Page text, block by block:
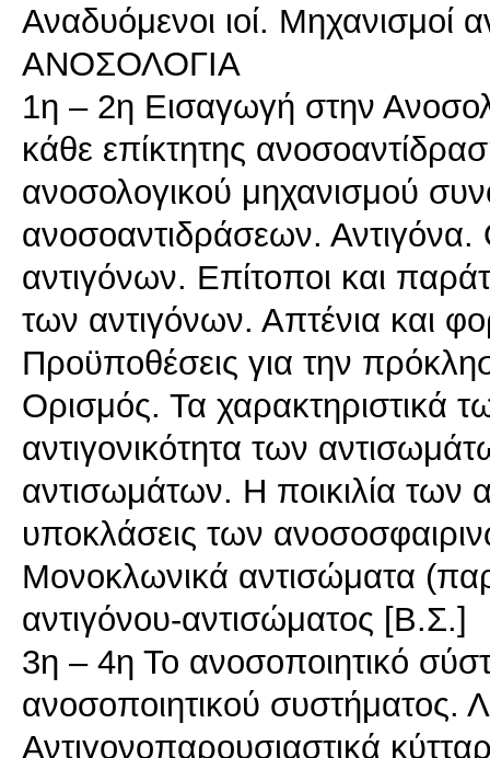
Αναδυόμενοι ιοί.
ΑΝΟΣΟΛΟΓΙΑ
1η – 2η Εισαγωγή στην
κάθε επίκτητης
ανοσολογικού μηχανισμού
ανοσοαντιδράσεων.
αντιγόνων. Επίτοποι και
των αντιγόνων. Απτένια και
Προϋποθέσεις για την
Ορισμός. Τα χαρακτηριστικά
αντιγονικότητα των
αντισωμάτων. Η ποικιλία των
υποκλάσεις των
Μονοκλωνικά αντισώματα
αντιγόνου-αντισώματος [Β.Σ.]
3η – 4η Το ανοσοποιητικό
ανοσοποιητικού συστήματος.
Αντιγονοπαρουσιαστικά